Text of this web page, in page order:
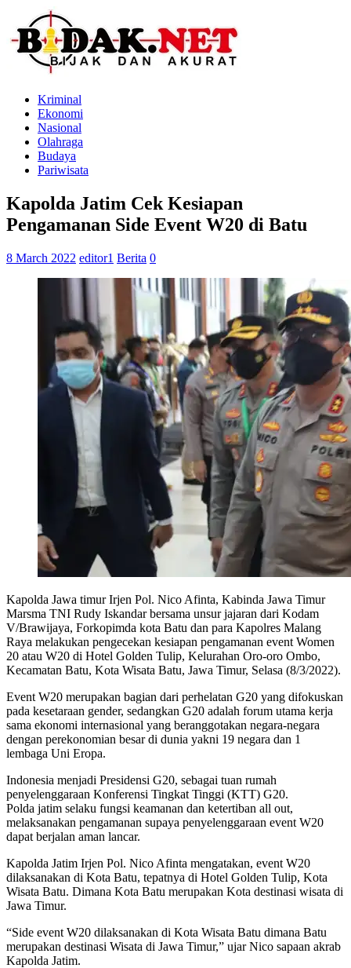
Kriminal
Ekonomi
Nasional
Olahraga
Budaya
Pariwisata
Kapolda Jatim Cek Kesiapan
Pengamanan Side Event W20 di Batu
8 March 2022 editor1 Berita 0
Kapolda Jawa timur Irjen Pol. Nico Afinta, Kabinda Jawa Timur
Marsma TNI Rudy Iskandar bersama unsur jajaran dari Kodam
V/Brawijaya, Forkopimda kota Batu dan para Kapolres Malang
Raya melakukan pengecekan kesiapan pengamanan event Women
20 atau W20 di Hotel Golden Tulip, Kelurahan Oro-oro Ombo,
Kecamatan Batu, Kota Wisata Batu, Jawa Timur, Selasa (8/3/2022).
Event W20 merupakan bagian dari perhelatan G20 yang difokuskan
pada kesetaraan gender, sedangkan G20 adalah forum utama kerja
sama ekonomi internasional yang beranggotakan negara-negara
dengan perekonomian besar di dunia yakni 19 negara dan 1
lembaga Uni Eropa.
Indonesia menjadi Presidensi G20, sebagai tuan rumah
penyelenggaraan Konferensi Tingkat Tinggi (KTT) G20.
Polda jatim selaku fungsi keamanan dan ketertiban all out,
melaksanakan pengamanan supaya penyelenggaraan event W20
dapat berjalan aman lancar.
Kapolda Jatim Irjen Pol. Nico Afinta mengatakan, event W20
dilaksanakan di Kota Batu, tepatnya di Hotel Golden Tulip, Kota
Wisata Batu. Dimana Kota Batu merupakan Kota destinasi wisata di
Jawa Timur.
“Side event W20 dilaksanakan di Kota Wisata Batu dimana Batu
merupakan destinasi Wisata di Jawa Timur,” ujar Nico sapaan akrab
Kapolda Jatim.